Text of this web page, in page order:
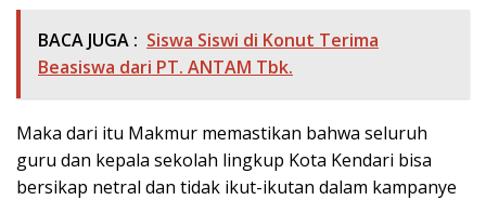
BACA JUGA : Siswa Siswi di Konut Terima
Beasiswa dari PT. ANTAM Tbk.
Maka dari itu Makmur memastikan bahwa seluruh
guru dan kepala sekolah lingkup Kota Kendari bisa
bersikap netral dan tidak ikut-ikutan dalam kampanye